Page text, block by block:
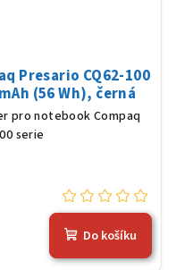
Presario CQ62-100
(56 Wh), černá
pro notebook Compaq
serie
Do košíku